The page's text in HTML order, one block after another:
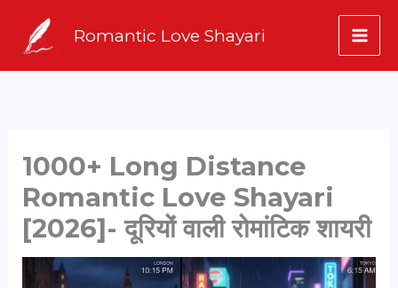
content
Romantic Love Shayari
1000+ Long Distance
Romantic Love Shayari
[2026]- दूरियों वाली रोमांटिक शायरी